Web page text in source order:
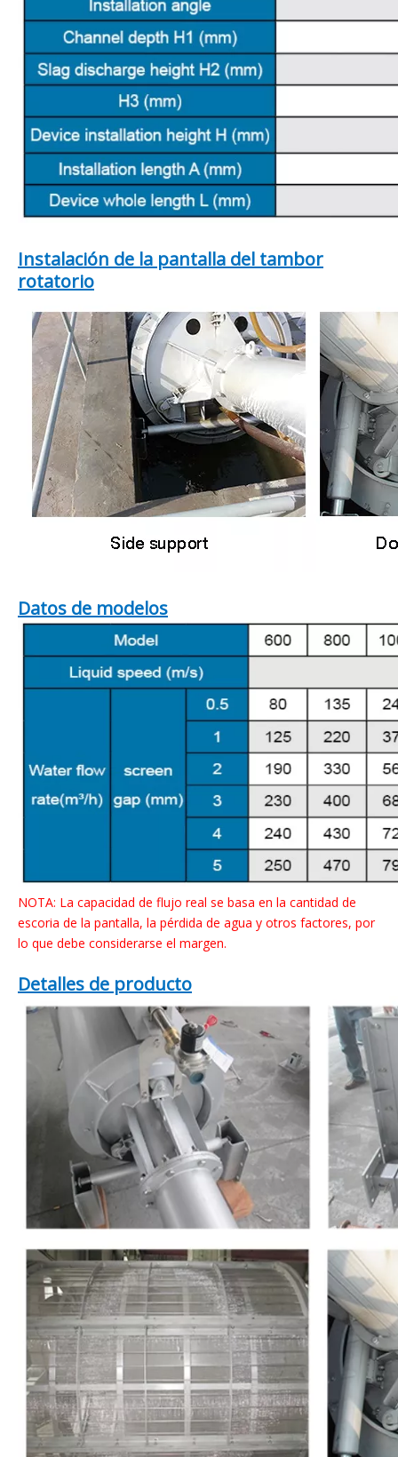
Instalación de la pantalla del tambor
rotatorio
Datos de modelos
NOTA: La capacidad de flujo real se basa en la cantidad de
escoria de la pantalla, la pérdida de agua y otros factores, por
lo que debe considerarse el margen.
Detalles de producto